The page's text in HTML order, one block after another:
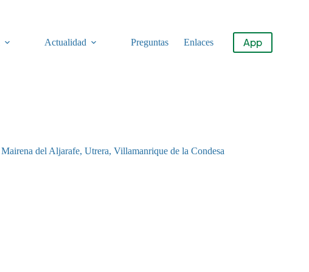
Actualidad Preguntas Enlaces App
Mairena del Aljarafe, Utrera, Villamanrique de la Condesa